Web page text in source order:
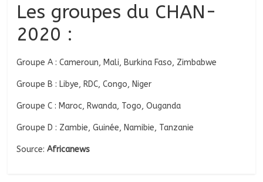
Les groupes du CHAN-
2020 :
Groupe A : Cameroun, Mali, Burkina Faso, Zimbabwe
Groupe B : Libye, RDC, Congo, Niger
Groupe C : Maroc, Rwanda, Togo, Ouganda
Groupe D : Zambie, Guinée, Namibie, Tanzanie
Source:Africanews